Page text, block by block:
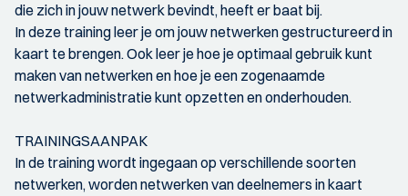
die zich in jouw netwerk bevindt, heeft er baat bij.
In deze training leer je om jouw netwerken gestructureerd in
kaart te brengen. Ook leer je hoe je optimaal gebruik kunt
maken van netwerken en hoe je een zogenaamde
netwerkadministratie kunt opzetten en onderhouden.
TRAININGSAANPAK
In de training wordt ingegaan op verschillende soorten
netwerken, worden netwerken van deelnemers in kaart